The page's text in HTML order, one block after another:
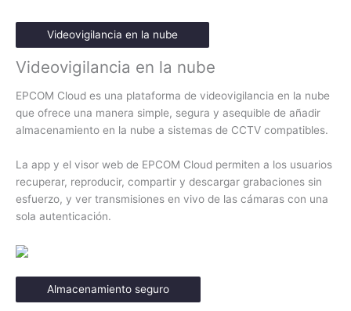
Videovigilancia en la nube
Videovigilancia en la nube
EPCOM Cloud es una plataforma de videovigilancia en la nube
que ofrece una manera simple, segura y asequible de añadir
almacenamiento en la nube a sistemas de CCTV compatibles.
La app y el visor web de EPCOM Cloud permiten a los usuarios
recuperar, reproducir, compartir y descargar grabaciones sin
esfuerzo, y ver transmisiones en vivo de las cámaras con una
sola autenticación.
Almacenamiento seguro